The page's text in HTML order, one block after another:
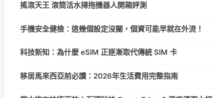
搖滾天王 滾筒活水掃拖機器人開箱評測
手機安全健檢：這幾個設定沒關，個資可能早就在外流！
科技新知：為什麼 eSIM 正逐漸取代傳統 SIM 卡
移居馬來西亞前必讀：2026年生活費用完整指南